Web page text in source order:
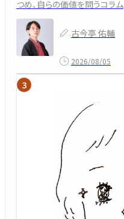
つめ、自らの価値を問うコラム
古今亭 佑輔
2026/08/05